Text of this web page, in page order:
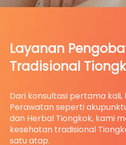
Layanan
Tradisional
Dari konsultasi pertama kali,
Perawatan seperti
dan Herbal Tiongkok, kami
kesehatan tradisional
satu atap.